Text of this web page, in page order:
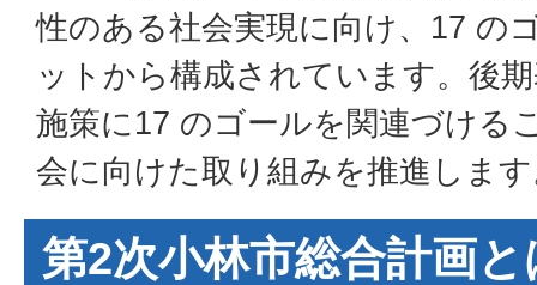
性のある社会実現に向け、17 の
ットから構成されています。後
施策に17 のゴールを関連づける
会に向けた取り組みを推進しま
第2次小林市総合計画と